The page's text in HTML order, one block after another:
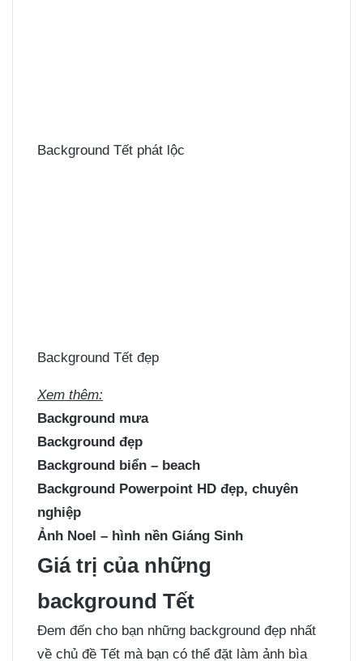
Background Tết phát lộc
Background Tết đẹp
Xem thêm:
Background mưa
Background đẹp
Background biển – beach
Background Powerpoint HD đẹp, chuyên
nghiệp
Ảnh Noel – hình nền Giáng Sinh
Giá trị của những
background Tết
Đem đến cho bạn những background đẹp nhất
về chủ đề Tết mà bạn có thể đặt làm ảnh bìa